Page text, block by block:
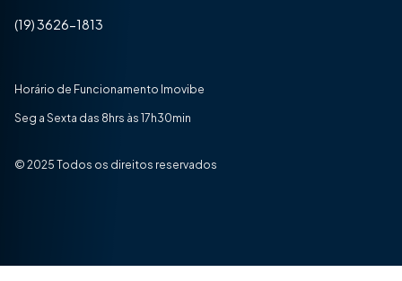
(19) 3626-1813
Horário de Funcionamento Imovibe
Seg a Sexta das 8hrs às 17h30min
© 2025 Todos os direitos reservados